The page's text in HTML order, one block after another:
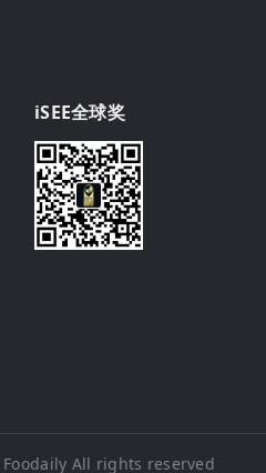
iSEE全球奖
Foodaily All rights reserved